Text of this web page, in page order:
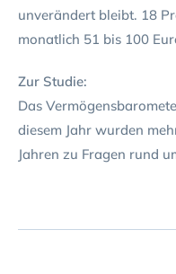
unverändert bleibt. 18
monatlich 51 bis 100
Zur Studie:
Das
diesem Jahr wurden
Jahren zu Fragen rund